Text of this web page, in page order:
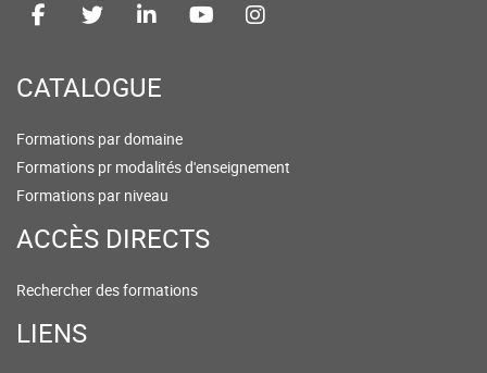
CATALOGUE
Formations par domaine
Formations pr modalités d'enseignement
Formations par niveau
ACCÈS DIRECTS
Rechercher des formations
LIENS